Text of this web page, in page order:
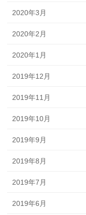
2020年3月
2020年2月
2020年1月
2019年12月
2019年11月
2019年10月
2019年9月
2019年8月
2019年7月
2019年6月